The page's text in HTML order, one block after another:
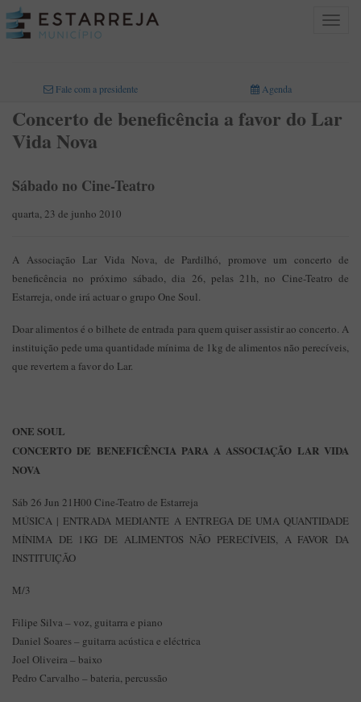
Toggle
Fale com a presidente Agenda
Concerto de beneficência a favor do Lar
Vida Nova
Sábado no Cine-Teatro
quarta, 23 de junho 2010
A Associação Lar Vida Nova, de Pardilhó, promove um concerto de
beneficência no próximo sábado, dia 26, pelas 21h, no Cine-Teatro de
Estarreja, onde irá actuar o grupo One Soul.
Doar alimentos é o bilhete de entrada para quem quiser assistir ao concerto. A
instituição pede uma quantidade mínima de 1kg de alimentos não perecíveis,
que revertem a favor do Lar.
ONE SOUL
CONCERTO DE BENEFICÊNCIA PARA A ASSOCIAÇÃO LAR VIDA
NOVA
Sáb 26 Jun 21H00 Cine-Teatro de Estarreja
MÚSICA | ENTRADA MEDIANTE A ENTREGA DE UMA QUANTIDADE
MÍNIMA DE 1KG DE ALIMENTOS NÃO PERECÍVEIS, A FAVOR DA
INSTITUIÇÃO
M/3
Filipe Silva – voz, guitarra e piano
Daniel Soares – guitarra acústica e eléctrica
Joel Oliveira – baixo
Pedro Carvalho – bateria, percussão